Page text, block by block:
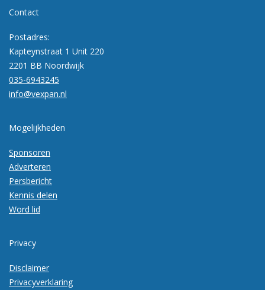
Contact
Postadres:
Kapteynstraat 1 Unit 220
2201 BB Noordwijk
035-6943245
info@vexpan.nl
Mogelijkheden
Sponsoren
Adverteren
Persbericht
Kennis delen
Word lid
Privacy
Disclaimer
Privacyverklaring